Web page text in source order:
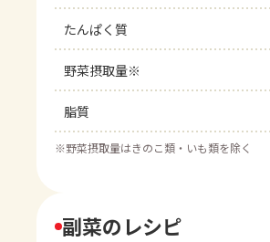
たんぱく質
野菜摂取量※
脂質
※野菜摂取量はきのこ類・いも類を除く
副菜のレシピ